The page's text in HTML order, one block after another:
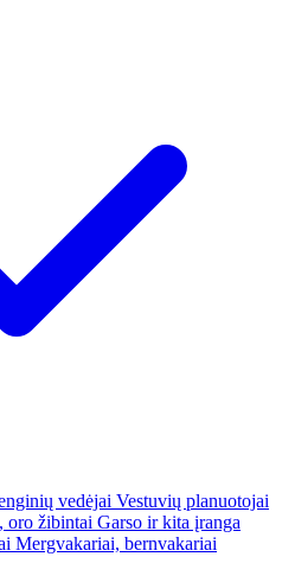
vedėjai Vestuvių planuotojai
oro žibintai Garso ir kita įranga
Mergvakariai, bernvakariai